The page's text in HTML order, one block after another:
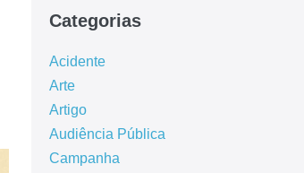
Categorias
Acidente
Arte
Artigo
Audiência Pública
Campanha